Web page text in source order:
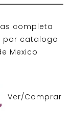
completa
por catalogo
Mexico
Ver/Comprar